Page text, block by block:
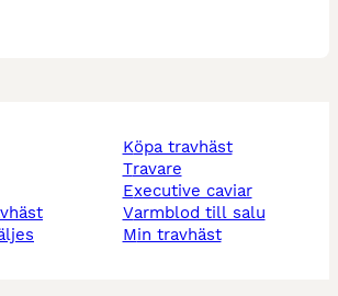
köpa travhäst
travare
executive caviar
varmblod till salu
min travhäst